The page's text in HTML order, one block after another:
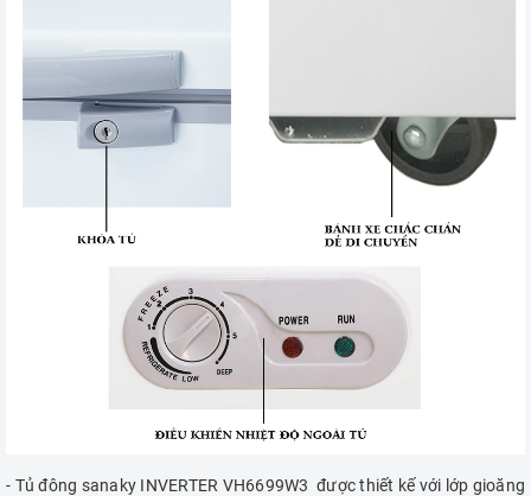
- Tủ đông sanaky INVERTER VH6699W3 được thiết kế với lớp gioăng